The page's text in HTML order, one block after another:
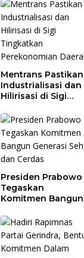
Mentrans Pastikan
Industrialisasi dan
Hilirisasi di Sigi
Perekonomian
Daerah
Presiden Prabowo
Tegaskan
Komitmen Bangun
Cerdas